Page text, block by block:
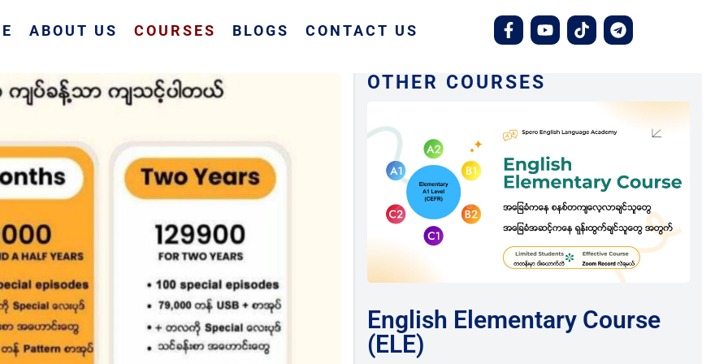
ABOUT US COURSES BLOGS CONTACT US
OTHER COURSES
English Elementary Course
(ELE)